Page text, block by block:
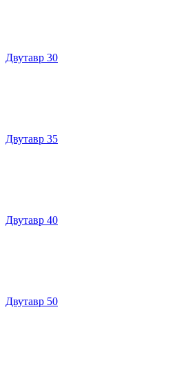
Двутавр 30
Двутавр 35
Двутавр 40
Двутавр 50